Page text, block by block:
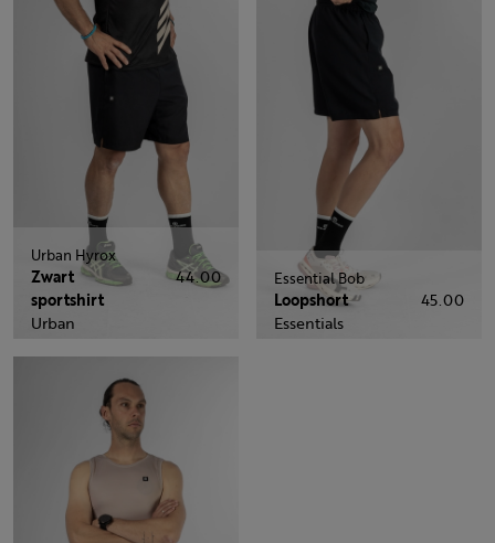
Urban Hyrox
Zwart
sportshirt
Urban
44.00 Essential Bob
Loopshort
Essentials
45.00